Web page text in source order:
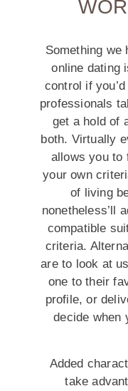
Something we
online dating
control if
professionals
get a hold of
both. Virtually
allows you to
your own
of living
nonetheless’ll
compatible
criteria.
are to look at
one to their
profile, or
decide when
Added
take